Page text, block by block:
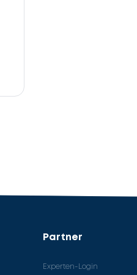
Partner
Experten-Login